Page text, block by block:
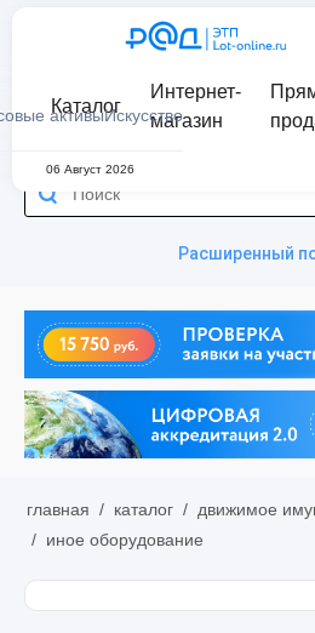
активыИскусство
Каталог
Интернет-
магазин
06 Август 2026
Расширенный
главная / каталог / движимое
/ иное оборудование